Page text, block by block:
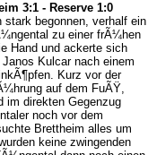
3:1 - Reserve 1:0
stark begonnen, verhalf ein
zu einer frÃ¼hen
Hand und ackerte sich
Kulcar nach einem
Kurz vor der
auf dem FuÃŸ,
im direkten Gegenzug
noch vor dem
Brettheim alles um
keine zwingenden